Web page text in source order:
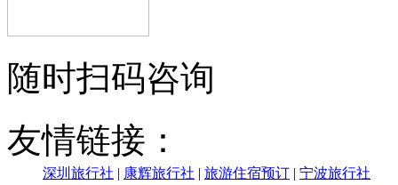
随时扫码咨询
友情链接：
深圳旅行社 | 康辉旅行社 | 旅游住宿预订 | 宁波旅行社